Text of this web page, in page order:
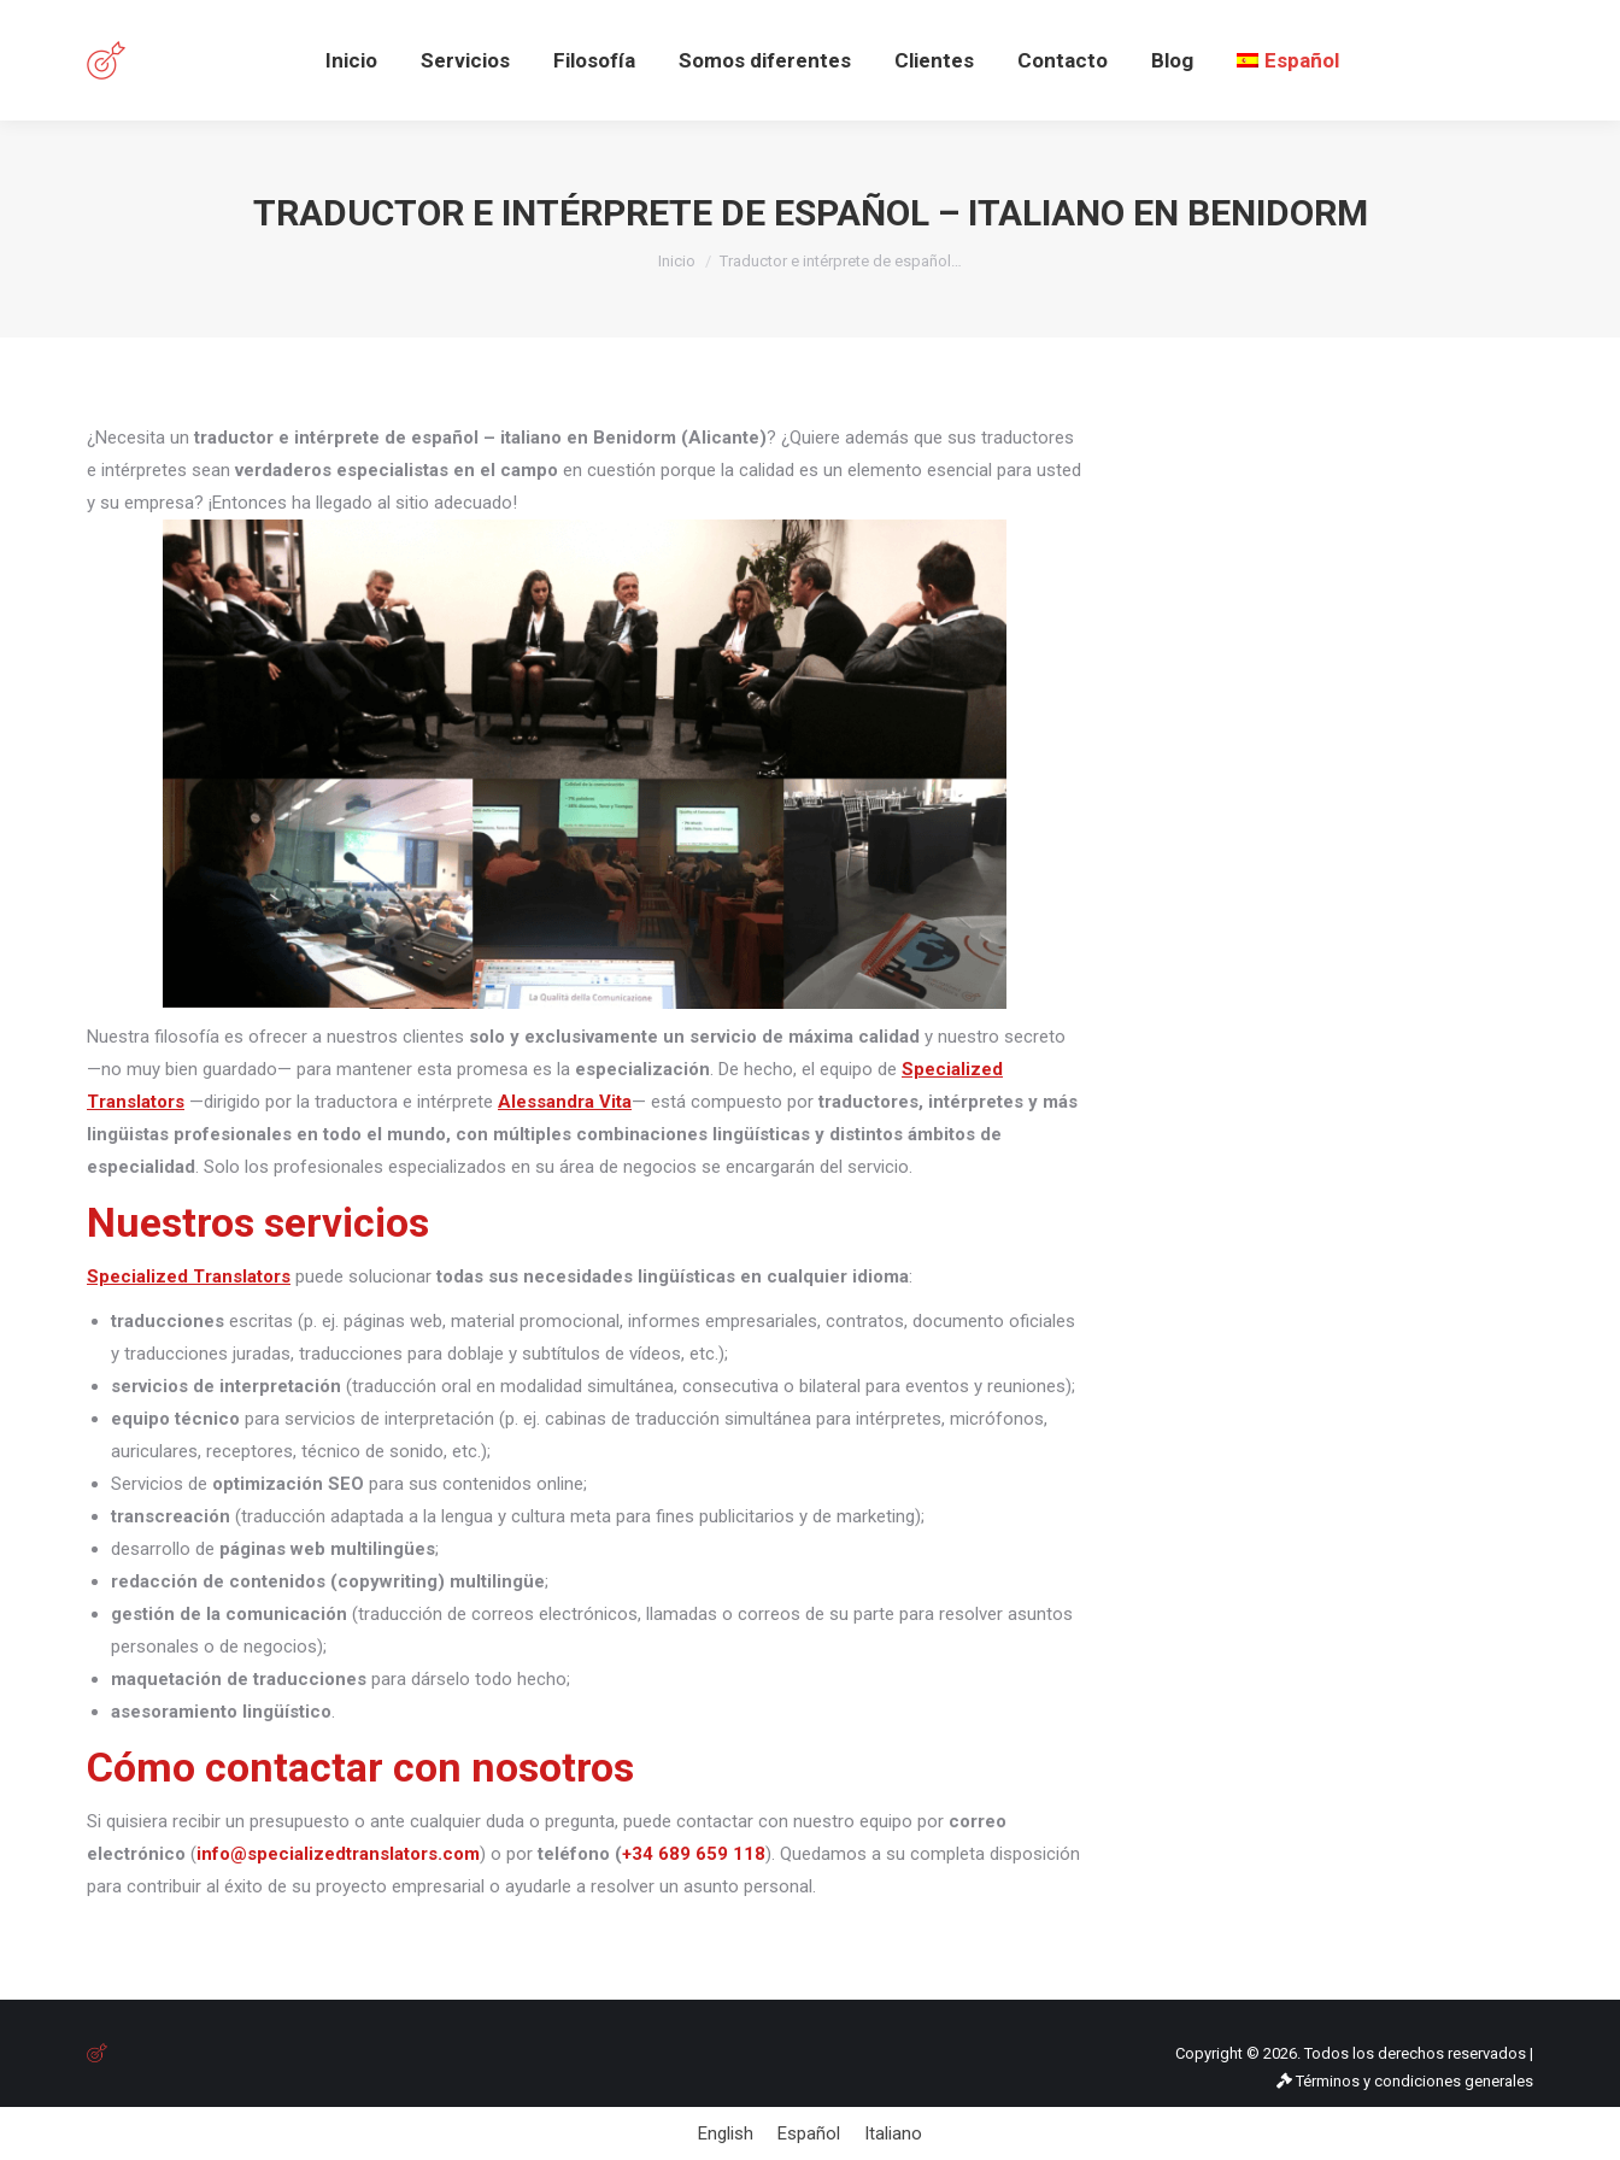
Inicio Servicios Filosofía Somos diferentes Clientes Contacto Blog Español
TRADUCTOR E INTÉRPRETE DE ESPAÑOL – ITALIANO EN BENIDORM
Estás aquí:
Inicio Traductor e intérprete de español…
¿Necesita un traductor e intérprete de español – italiano en Benidorm (Alicante)? ¿Quiere además que sus traductores
e intérpretes sean verdaderos especialistas en el campo en cuestión porque la calidad es un elemento esencial para usted
y su empresa? ¡Entonces ha llegado al sitio adecuado!
Nuestra filosofía es ofrecer a nuestros clientes solo y exclusivamente un servicio de máxima calidad y nuestro secreto
—no muy bien guardado— para mantener esta promesa es la especialización . De hecho, el equipo de Specialized
Translators —dirigido por la traductora e intérprete Alessandra Vita— está compuesto por traductores, intérpretes y más
lingüistas profesionales en todo el mundo, con múltiples combinaciones lingüísticas y distintos ámbitos de
especialidad . Solo los profesionales especializados en su área de negocios se encargarán del servicio.
Nuestros servicios
Specialized Translators puede solucionar todas sus necesidades lingüísticas en cualquier idioma:
traducciones escritas (p. ej. páginas web, material promocional, informes empresariales, contratos, documento oficiales
y traducciones juradas, traducciones para doblaje y subtítulos de vídeos, etc.);
servicios de interpretación (traducción oral en modalidad simultánea, consecutiva o bilateral para eventos y reuniones);
equipo técnico para servicios de interpretación (p. ej. cabinas de traducción simultánea para intérpretes, micrófonos,
auriculares, receptores, técnico de sonido, etc.);
Servicios de optimización SEO para sus contenidos online;
transcreación (traducción adaptada a la lengua y cultura meta para fines publicitarios y de marketing);
desarrollo de páginas web multilingües;
redacción de contenidos (copywriting) multilingüe;
gestión de la comunicación (traducción de correos electrónicos, llamadas o correos de su parte para resolver asuntos
personales o de negocios);
maquetación de traducciones para dárselo todo hecho;
asesoramiento lingüístico
Cómo contactar con nosotros
Si quisiera recibir un presupuesto o ante cualquier duda o pregunta, puede contactar con nuestro equipo por correo
electrónico (info@specializedtranslators.com) o por teléfono (+34 689 659 118). Quedamos a su completa disposición
para contribuir al éxito de su proyecto empresarial o ayudarle a resolver un asunto personal.
Copyright © 2026. Todos los derechos reservados |
Términos y condiciones generales
English Español Italiano